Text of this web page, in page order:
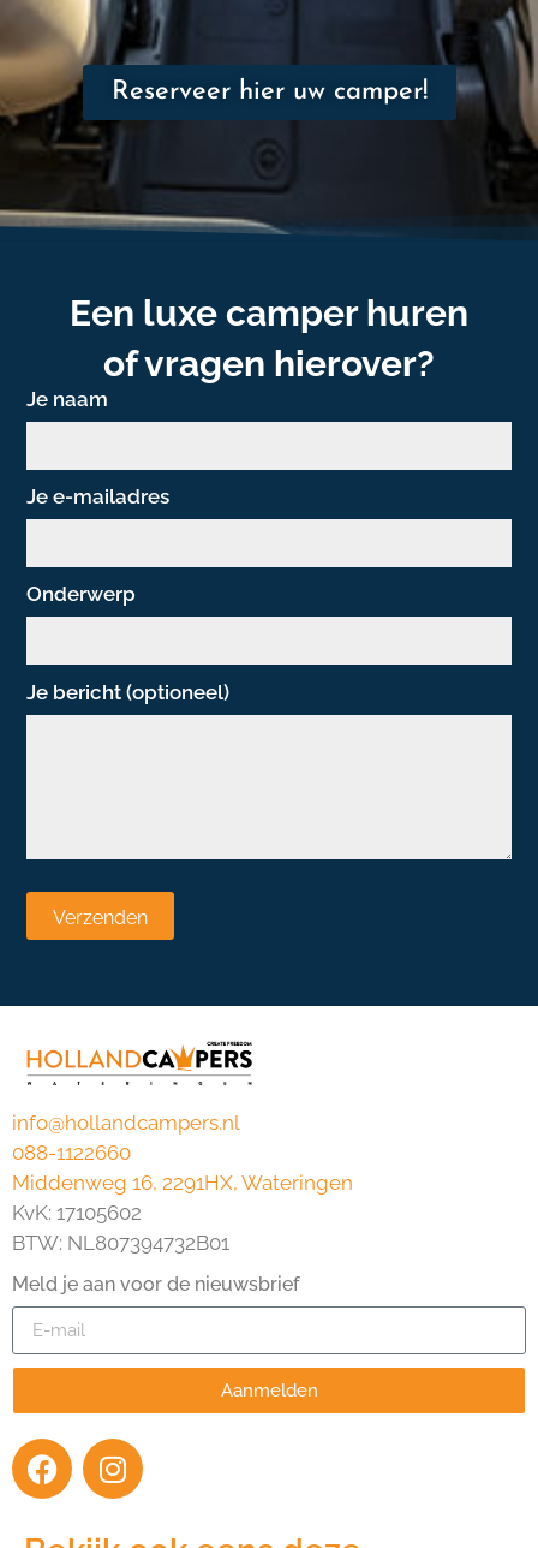
Reserveer hier uw camper!
Een luxe camper huren
of vragen hierover?
Je naam
Je e-mailadres
Onderwerp
Je bericht (optioneel)
info@hollandcampers.nl
088-1122660
Middenweg 16, 2291HX, Wateringen
KvK: 17105602
BTW: NL807394732B01
Meld je aan voor de nieuwsbrief
Aanmelden